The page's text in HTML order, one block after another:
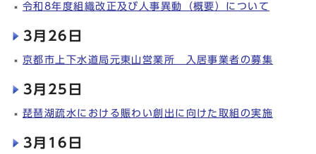
令和8年度組織改正及び人事異動（概要）について
3月26日
京都市上下水道局元東山営業所 入居事業者の募集
3月25日
琵琶湖疏水における賑わい創出に向けた取組の実施
3月16日